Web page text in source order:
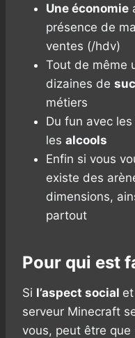
Une économie
présence de
ventes (/hdv)
Tout de même
dizaines de
métiers
Du fun avec les
les alcools
Enfin si vous
existe des
dimensions,
partout
Pour qui est
Si l’aspect social
serveur Minecraft
vous, peut être que